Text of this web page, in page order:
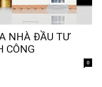
NHÀ ĐẦU TƯ
CÔNG
0